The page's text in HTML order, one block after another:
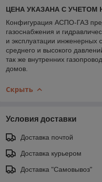
ЦЕНА УКАЗАНА С УЧЕТОМ
Конфигурация АСПО-ГАЗ
газоснабжения и
и эксплуатации инженерных
среднего и высокого
так же внутренних
домов.
Скрыть
Условия доставки
Доставка почтой
Доставка курьером
Доставка "Самовывоз"